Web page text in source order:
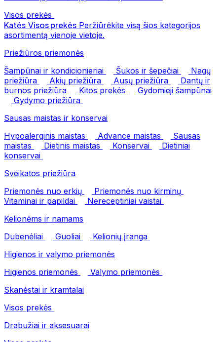
Visos prekės
Katės Visos prekės Peržiūrėkite visą šios kategorijos
asortimentą vienoje vietoje.
Priežiūros priemonės
Šampūnai ir kondicionieriai
Šukos ir šepečiai
Nagų
priežiūra
Akių priežiūra Ausų priežiūra
Dantų ir
burnos priežiūra
Kitos prekės
Gydomieji šampūnai
Gydymo priežiūra
Sausas maistas ir konservai
Hypoalerginis maistas
Advance maistas
Sausas
maistas
Dietinis maistas Konservai
Dietiniai
konservai
Sveikatos priežiūra
Priemonės nuo erkių
Priemonės nuo kirminų
Vitaminai ir papildai
Nereceptiniai vaistai
Kelionėms ir namams
Dubenėliai
Guoliai
Kelionių įranga
Higienos ir valymo priemonės
Higienos priemonės
Valymo priemonės
Skanėstai ir kramtalai
Visos prekės
Drabužiai ir aksesuarai